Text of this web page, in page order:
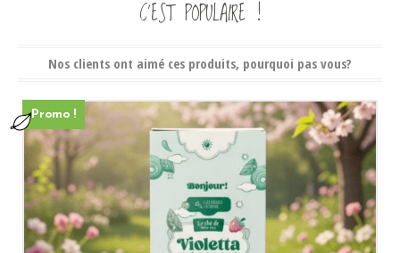
C’EST POPULAIRE !
Nos clients ont aimé ces produits, pourquoi pas vous?
Promo !